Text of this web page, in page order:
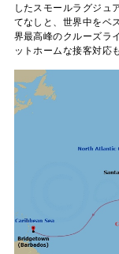
したスモールラグジュ
てなしと、世界中をベ
界最高峰のクルーズラ
ットホームな接客対応